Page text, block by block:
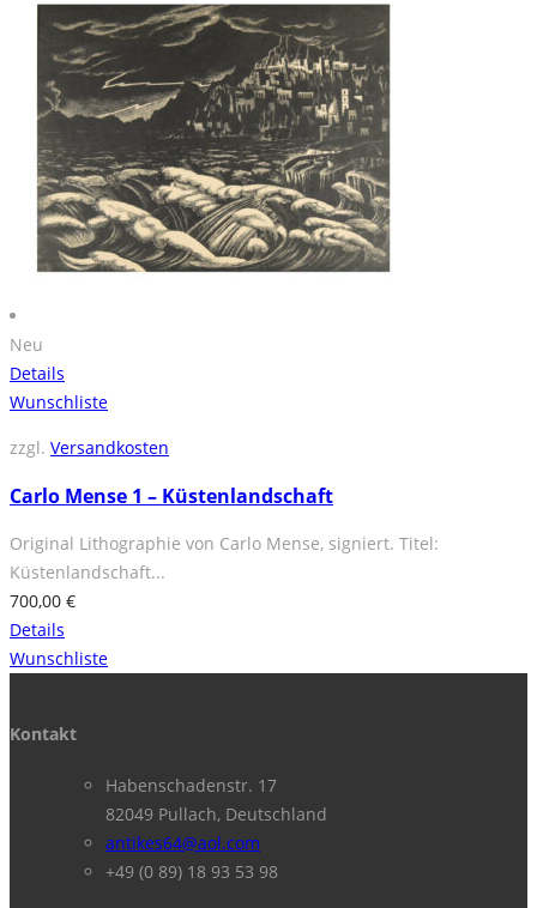
Neu
Details
Wunschliste
zzgl. Versandkosten
Carlo Mense 1 – Küstenlandschaft
Original Lithographie von Carlo Mense, signiert. Titel:
Küstenlandschaft...
700,00 €
Details
Wunschliste
Kontakt
Habenschadenstr. 17
82049 Pullach, Deutschland
antikes64@aol.com
+49 (0 89) 18 93 53 98